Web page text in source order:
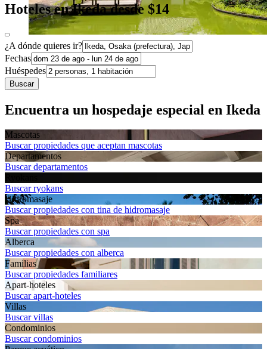
Hoteles en Ikeda desde $14
¿A dónde quieres ir?
Fechas
Huéspedes
Buscar
Encuentra un hospedaje especial en Ikeda
Mascotas
Buscar propiedades que aceptan mascotas
Departa­mentos
Buscar departamentos
Buscar ryokans
Hidromasaje
Buscar propiedades con tina de hidromasaje
Spa
Buscar propiedades con spa
Alberca
Buscar propiedades con alberca
Familias
Buscar propiedades familiares
Apart-hoteles
Buscar apart-hoteles
Villas
Buscar villas
Condominios
Buscar condominios